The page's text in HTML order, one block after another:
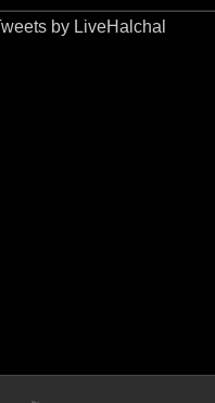
by LiveHalchal